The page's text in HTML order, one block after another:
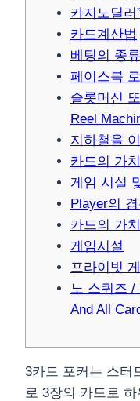
카지노딜러”
카드계산법
베팅의 종류
페이스북
슬롯머신
Reel
지하철을
카드의 가치
게임 시설
Player의
카드의 가
게임시설
프라이빗
노 스퀴즈 /
And All
3카드 포커는 스터
로 3장의 카드로